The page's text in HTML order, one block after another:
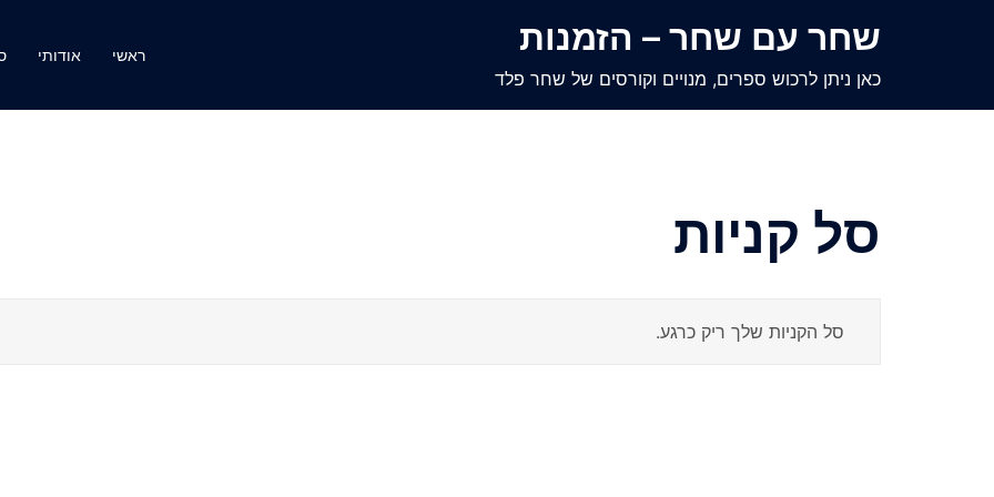
שחר עם שחר – הזמנות
כאן ניתן לרכוש ספרים, מנויים וקורסים של שחר פלד
ראשי אודותי
סל קניות
סל הקניות שלך ריק כרגע.